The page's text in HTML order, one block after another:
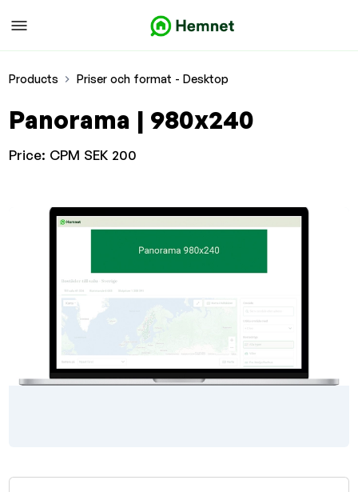
Products Priser och format - Desktop
Panorama | 980x240
Price: CPM SEK 200